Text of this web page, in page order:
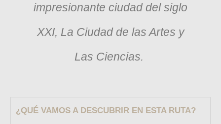
impresionante ciudad del siglo
XXI, La Ciudad de las Artes y
Las Ciencias.
¿QUÉ VAMOS A DESCUBRIR EN ESTA RUTA?